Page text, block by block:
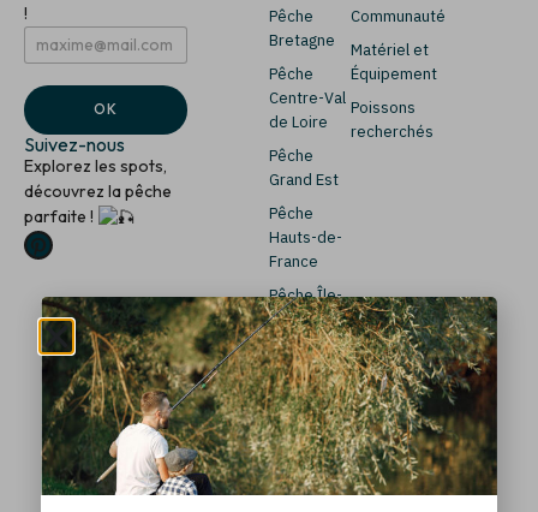
!
*
E
a
i
l
E
m
i
l
*
OK
Suivez-nous
Explorez les spots,
découvrez la pêche
parfaite !
Pêche
Bretagne
Pêche
Centre-Val
de Loire
Pêche
Grand Est
Pêche
Hauts-de-
France
Pêche Île-
de-France
Pêche
Normandie
Pêche
Nouvelle-
Aquitaine
Pêche
Communauté
Matériel et
Équipement
Poissons
recherchés